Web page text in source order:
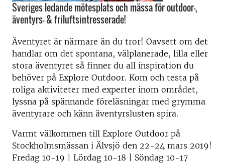
Sveriges ledande mötesplats och mässa för outdoor-,
äventyrs- & friluftsintresserade!
Äventyret är närmare än du tror! Oavsett om det
handlar om det spontana, välplanerade, lilla eller
stora äventyret så finner du all inspiration du
behöver på Explore Outdoor. Kom och testa på
roliga aktiviteter med experter inom området,
lyssna på spännande föreläsningar med grymma
äventyrare och känn äventyrslusten spira.
Varmt välkommen till Explore Outdoor på
Stockholmsmässan i Älvsjö den 22-24 mars 2019!
Fredag 10-19 | Lördag 10-18 | Söndag 10-17